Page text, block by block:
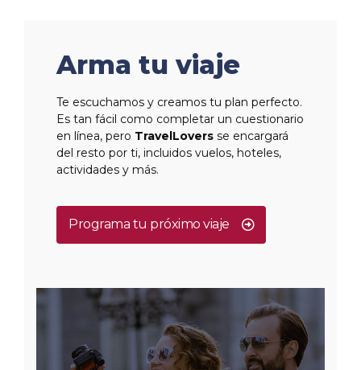
Arma tu viaje
Te escuchamos y creamos tu plan perfecto.
Es tan fácil como completar un cuestionario
en línea, pero TravelLovers se encargará
del resto por ti, incluidos vuelos, hoteles,
actividades y más.
Programa tu próximo viaje